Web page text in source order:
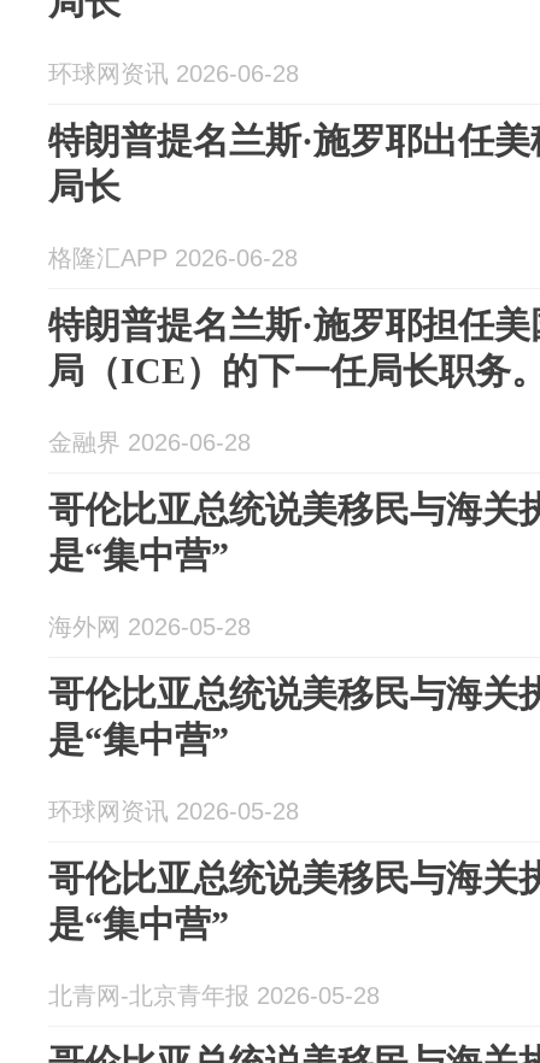
环球网资讯 2026-06-28
特朗普提名兰斯·施罗耶出任
局长
格隆汇APP 2026-06-28
特朗普提名兰斯·施罗耶担任
局（ICE）的下一任局长职务
金融界 2026-06-28
哥伦比亚总统说美移民与海关
是“集中营”
海外网 2026-05-28
哥伦比亚总统说美移民与海关
是“集中营”
环球网资讯 2026-05-28
哥伦比亚总统说美移民与海关
是“集中营”
北青网-北京青年报 2026-05-28